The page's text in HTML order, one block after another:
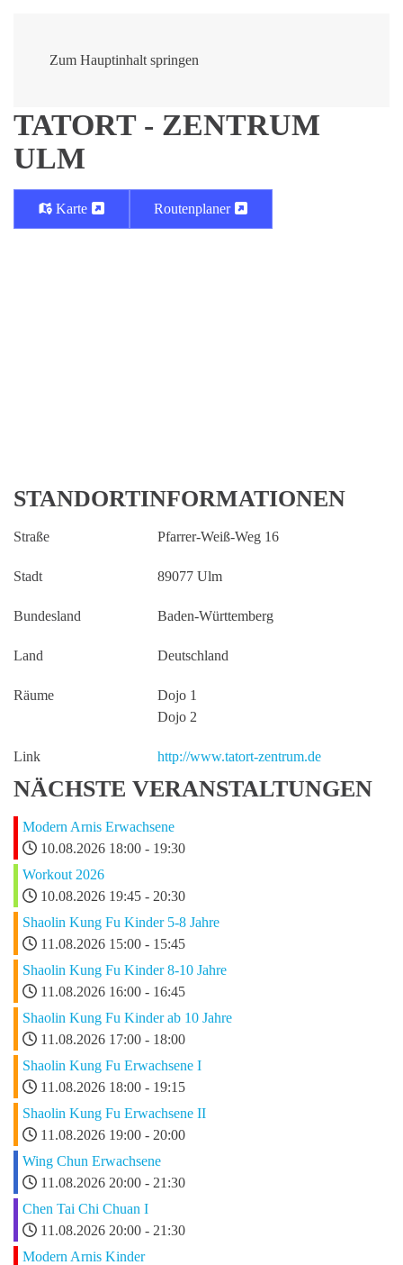
Zum Hauptinhalt springen
TATORT - ZENTRUM
ULM
Karte Routenplaner
STANDORTINFORMATIONEN
Straße Pfarrer-Weiß-Weg 16
Stadt 89077 Ulm
Bundesland Baden-Württemberg
Land Deutschland
Räume
Dojo 1
Dojo 2
Link http://www.tatort-zentrum.de
NÄCHSTE VERANSTALTUNGEN
Modern Arnis Erwachsene
10.08.2026 18:00 - 19:30
Workout 2026
10.08.2026 19:45 - 20:30
Shaolin Kung Fu Kinder 5-8 Jahre
11.08.2026 15:00 - 15:45
Shaolin Kung Fu Kinder 8-10 Jahre
11.08.2026 16:00 - 16:45
Shaolin Kung Fu Kinder ab 10 Jahre
11.08.2026 17:00 - 18:00
Shaolin Kung Fu Erwachsene I
11.08.2026 18:00 - 19:15
Shaolin Kung Fu Erwachsene II
11.08.2026 19:00 - 20:00
Wing Chun Erwachsene
11.08.2026 20:00 - 21:30
Chen Tai Chi Chuan I
11.08.2026 20:00 - 21:30
Modern Arnis Kinder